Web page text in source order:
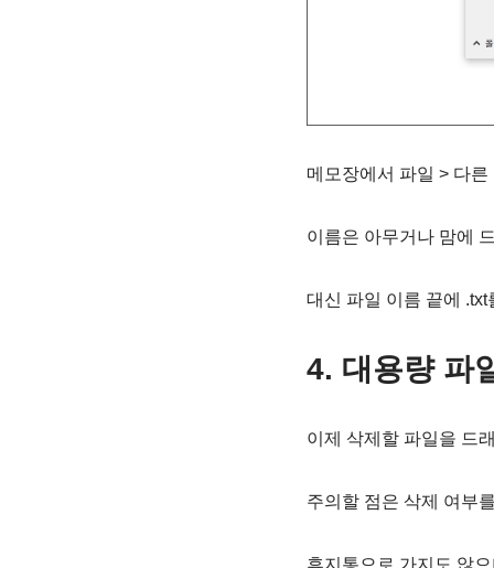
메모장에서 파일 > 다
이름은 아무거나 맘에
대신 파일 이름 끝에
4. 대용량 파
이제 삭제할 파일을 드
주의할 점은 삭제 여부
휴지통으로 가지도 않